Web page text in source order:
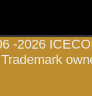
-2026